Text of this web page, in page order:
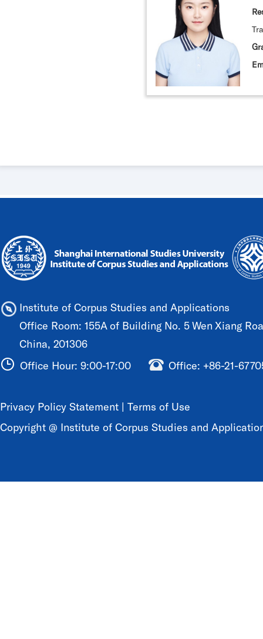
Institute of Corpus Studies and Applications
Office Room: 155A of Building No. 5 Wen Xiang
China, 201306
Office Hour: 9:00-17:00
Office: +86-21-
Privacy Policy Statement | Terms of Use
Copyright @ Institute of Corpus Studies and